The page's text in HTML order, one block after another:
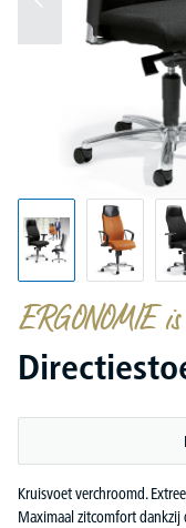
ERGONOMIE
Kruisvoet verchroomd.
Maximaal zitcomfort dankzij